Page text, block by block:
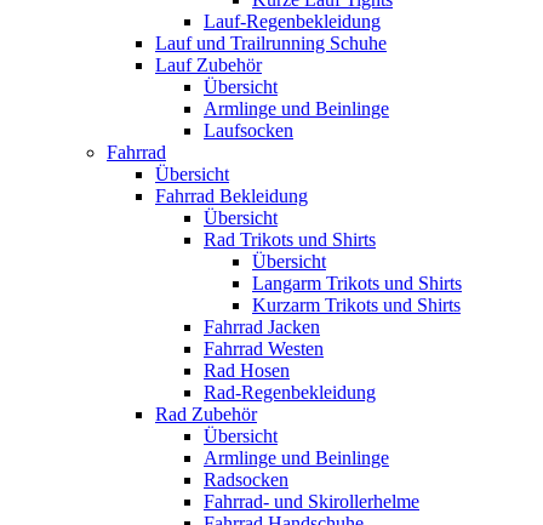
Lauf-Regenbekleidung
Lauf und Trailrunning Schuhe
Lauf Zubehör
Übersicht
Armlinge und Beinlinge
Laufsocken
Fahrrad
Übersicht
Fahrrad Bekleidung
Übersicht
Rad Trikots und Shirts
Übersicht
Langarm Trikots und Shirts
Kurzarm Trikots und Shirts
Fahrrad Jacken
Fahrrad Westen
Rad Hosen
Rad-Regenbekleidung
Rad Zubehör
Übersicht
Armlinge und Beinlinge
Radsocken
Fahrrad- und Skirollerhelme